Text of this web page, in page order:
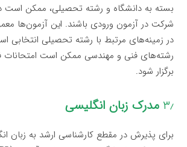
بسته به دانشگاه و رشته تحصیلی، ممکن است
شرکت در آزمون ورودی باشند. این آزمون‌ها
در زمینه‌های مرتبط با رشته تحصیلی انتخابی
رشته‌های فنی و مهندسی ممکن است
برگزار شود.
۳٫ مدرک زبان انگلیسی
برای پذیرش در مقطع کارشناسی ارشد به زبان